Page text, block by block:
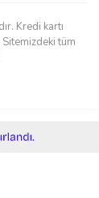
Kredi kartı
tüm